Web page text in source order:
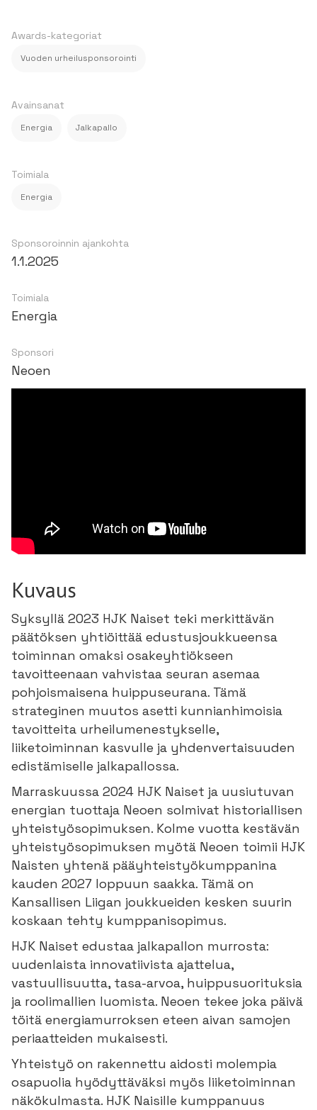
Awards-kategoriat
Vuoden urheilusponsorointi
Avainsanat
Energia Jalkapallo
Toimiala
Energia
Sponsoroinnin ajankohta
1.1.2025
Toimiala
Energia
Sponsori
Neoen
Kuvaus
Syksyllä 2023 HJK Naiset teki merkittävän
päätöksen yhtiöittää edustusjoukkueensa
toiminnan omaksi osakeyhtiökseen
tavoitteenaan vahvistaa seuran asemaa
pohjoismaisena huippuseurana. Tämä
strateginen muutos asetti kunnianhimoisia
tavoitteita urheilumenestykselle,
liiketoiminnan kasvulle ja yhdenvertaisuuden
edistämiselle jalkapallossa.
Marraskuussa 2024 HJK Naiset ja uusiutuvan
energian tuottaja Neoen solmivat historiallisen
yhteistyösopimuksen. Kolme vuotta kestävän
yhteistyösopimuksen myötä Neoen toimii HJK
Naisten yhtenä pääyhteistyökumppanina
kauden 2027 loppuun saakka. Tämä on
Kansallisen Liigan joukkueiden kesken suurin
koskaan tehty kumppanisopimus.
HJK Naiset edustaa jalkapallon murrosta:
uudenlaista innovatiivista ajattelua,
vastuullisuutta, tasa-arvoa, huippusuorituksia
ja roolimallien luomista. Neoen tekee joka päivä
töitä energiamurroksen eteen aivan samojen
periaatteiden mukaisesti.
Yhteistyö on rakennettu aidosti molempia
osapuolia hyödyttäväksi myös liiketoiminnan
näkökulmasta. HJK Naisille kumppanuus